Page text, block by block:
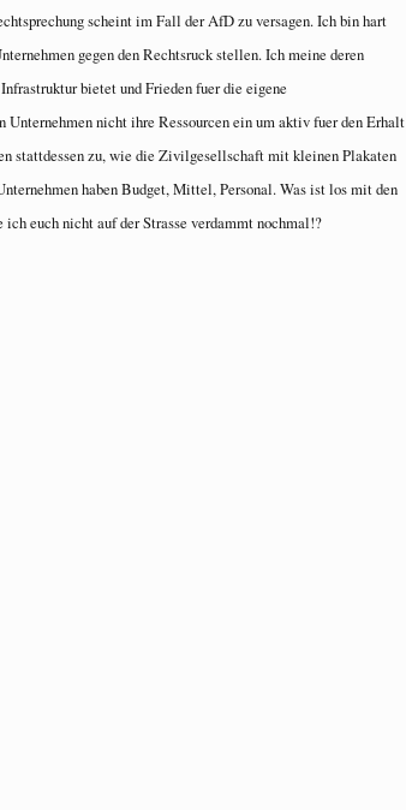
scheint im Fall der AfD zu versagen. Ich bin hart
gegen den Rechtsruck stellen. Ich meine deren
bietet und Frieden fuer die eigene
nicht ihre Ressourcen ein um aktiv fuer den Erhalt
stattdessen zu, wie die Zivilgesellschaft mit kleinen Plakaten
haben Budget, Mittel, Personal. Was ist los mit den
euch nicht auf der Strasse verdammt nochmal!?